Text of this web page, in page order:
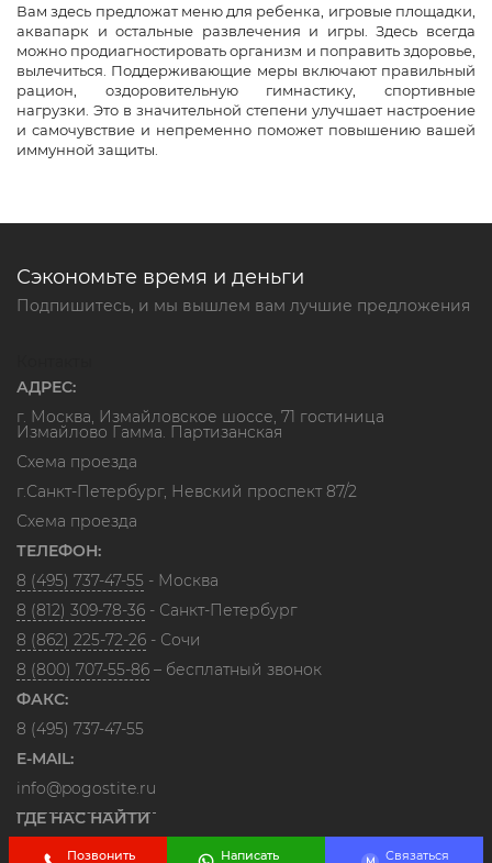
Вам здесь предложат меню для ребенка, игровые площадки,
аквапарк и остальные развлечения и игры. Здесь всегда
можно продиагностировать организм и поправить здоровье,
вылечиться. Поддерживающие меры включают правильный
рацион, оздоровительную гимнастику, спортивные
нагрузки. Это в значительной степени улучшает настроение
и самочувствие и непременно поможет повышению вашей
иммунной защиты.
Сэкономьте время и деньги
Подпишитесь, и мы вышлем вам лучшие предложения
АДРЕС:
г. Москва, Измайловское шоссе, 71 гостиница
Измайлово Гамма. Партизанская
Схема проезда
г.Санкт-Петербург, Невский проспект 87/2
Схема проезда
ТЕЛЕФОН:
8 (495) 737-47-55 - Москва
8 (812) 309-78-36 - Санкт-Петербург
8 (862) 225-72-26 - Сочи
8 (800) 707-55-86 – бесплатный звонок
ФАКС:
8 (495) 737-47-55
E-MAIL:
info@pogostite.ru
ГДЕ НАС НАЙТИ
Позвонить
Написать
Связаться